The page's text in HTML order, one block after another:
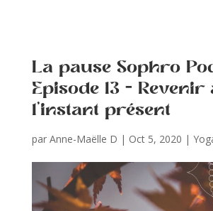
La pause Sophro
Episode 13 – Revenir
l’instant présent
par Anne-Maëlle D | Oct 5, 2020 |